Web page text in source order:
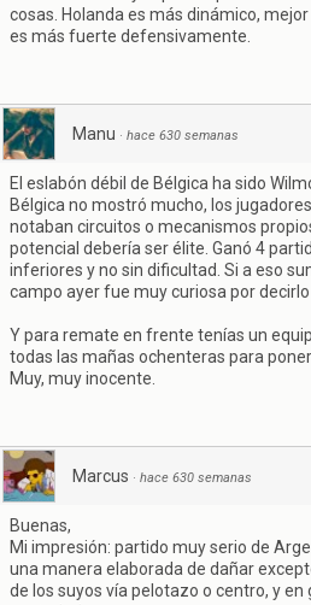
cosas. Holanda es más dinámico,
es más fuerte defensivamente.
Manu · hace 630 semanas
El eslabón débil de Bélgica ha sido
Bélgica no mostró mucho, los
notaban circuitos o mecanismos
potencial debería ser élite. Ganó 4
inferiores y no sin dificultad. Si a eso
campo ayer fue muy curiosa por
Y para remate en frente tenías un
todas las mañas ochenteras para
Muy, muy inocente.
Marcus · hace 630 semanas
Buenas,
Mi impresión: partido muy serio de
una manera elaborada de dañar
de los suyos vía pelotazo o centro, y